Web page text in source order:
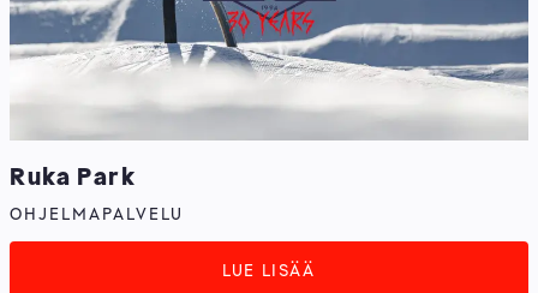
Ruka Park
OHJELMAPALVELU
LUE LISÄÄ